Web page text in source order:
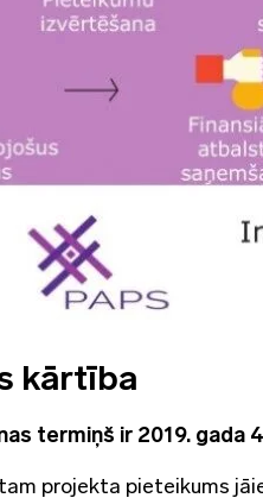
kārtība
termiņš ir 2019. gada
projekta pieteikums